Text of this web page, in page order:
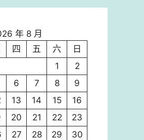
年 8 月
四 五 六
日
1
2
6 7 8
9
13 14 15
16
20 21 22
23
27 28 29
30